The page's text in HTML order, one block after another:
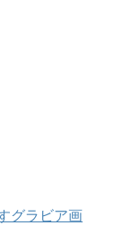
グラビア画